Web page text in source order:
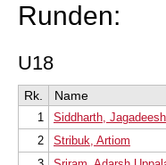
Runden:
U18
Rk. Name
1 Siddharth, Jagadeesh
2
Stribuk, Artiom